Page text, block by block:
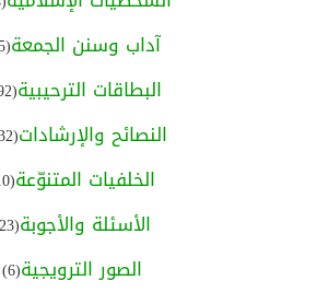
آداب وسنن الجمعة(35)
البطاقات الترحيبية(492)
النصائح والإرشادات(1232)
الخلفيات المتنوّعة(10)
الأسئلة والأجوبة(23)
الصور الترويجية(6)